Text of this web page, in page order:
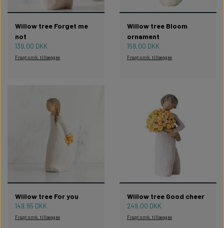
Willow tree Forget me
not
139,00 DKK
Fragt omk. tillægges
Willow tree Bloom
ornament
159,00 DKK
Fragt omk. tillægges
Willow tree For you
149,95 DKK
Fragt omk. tillægges
Willow tree Good cheer
249,00 DKK
Fragt omk. tillægges